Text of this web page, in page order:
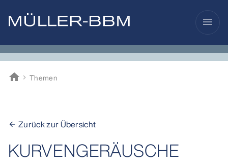
menu
home
Müller-BBM
Themen
arrow_back Zurück zur Übersicht
KURVENGERÄUSCHE